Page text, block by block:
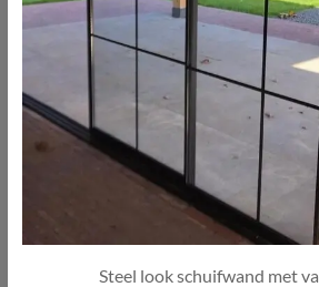
Steel look schuifwand met